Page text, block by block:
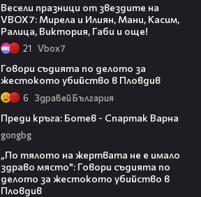
Весели празници от звездите на
VBOX7: Мирела и Илиян, Мани, Касим,
Ралица, Виктория, Габи и още!
21 Vbоx7
Говори съдията по делото за
жестокото убийство в Пловдив
6 Здравей България
Преди кръга: Ботев - Спартак Варна
gongbg
„По тялото на жертвата не е имало
здраво място": Говори съдията по
делото за жестокото убийство в
Пловдив